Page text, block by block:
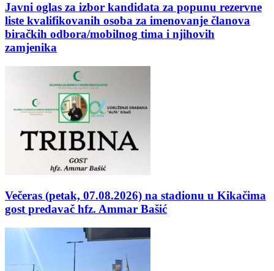
Javni oglas za izbor kandidata za popunu rezervne
liste kvalifikovanih osoba za imenovanje članova
biračkih odbora/mobilnog tima i njihovih
zamjenika
Večeras (petak, 07.08.2026) na stadionu u Kikačima
gost predavač hfz. Ammar Bašić